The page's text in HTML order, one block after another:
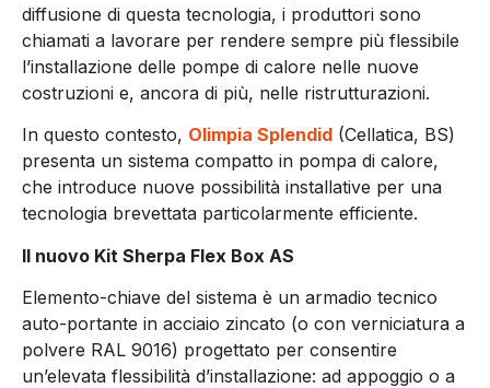
diffusione di questa tecnologia, i produttori sono
chiamati a lavorare per rendere sempre più flessibile
l’installazione delle pompe di calore nelle nuove
costruzioni e, ancora di più, nelle ristrutturazioni.
In questo contesto, Olimpia Splendid (Cellatica, BS)
presenta un sistema compatto in pompa di calore,
che introduce nuove possibilità installative per una
tecnologia brevettata particolarmente efficiente.
Il nuovo Kit Sherpa Flex Box AS
Elemento-chiave del sistema è un armadio tecnico
auto-portante in acciaio zincato (o con verniciatura a
polvere RAL 9016) progettato per consentire
un’elevata flessibilità d’installazione: ad appoggio o a